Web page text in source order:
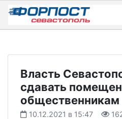
Skip
content
Власть
сдавать
общественникам
10.12.2021 в 15:47